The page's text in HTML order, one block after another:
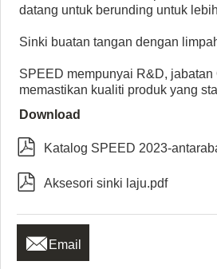
datang untuk berunding untuk
Sinki buatan tangan dengan
SPEED mempunyai R&D,
memastikan kualiti produk yang
Download
 Katalog SPEED 2023-
 Aksesori sinki laju.pdf
 Email